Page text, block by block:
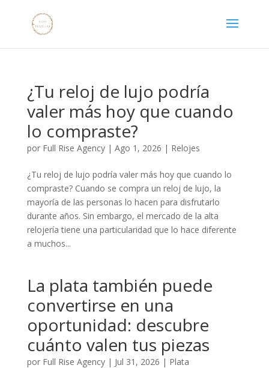
¿Tu reloj de lujo podría
valer más hoy que cuando
lo compraste?
por Full Rise Agency| Ago 1, 2026 | Relojes
¿Tu reloj de lujo podría valer más hoy que cuando lo
compraste? Cuando se compra un reloj de lujo, la
mayoría de las personas lo hacen para disfrutarlo
durante años. Sin embargo, el mercado de la alta
relojería tiene una particularidad que lo hace diferente
a muchos...
La plata también puede
convertirse en una
oportunidad: descubre
cuánto valen tus piezas
por Full Rise Agency| Jul 31, 2026 | Plata